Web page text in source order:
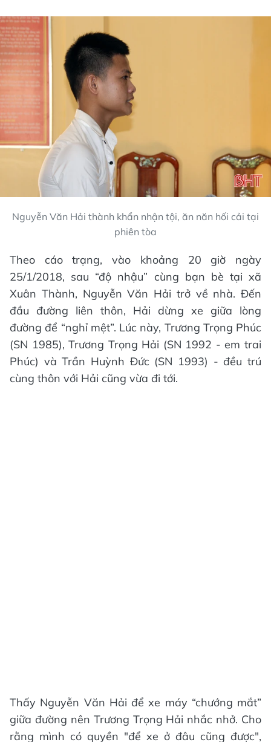
Nguyễn Văn Hải thành khẩn nhận tội, ăn năn hối cải tại
phiên tòa
Theo cáo trạng, vào khoảng 20 giờ ngày
25/1/2018, sau “độ nhậu” cùng bạn bè tại xã
Xuân Thành, Nguyễn Văn Hải trở về nhà. Đến
đầu đường liên thôn, Hải dừng xe giữa lòng
đường để “nghỉ mệt”. Lúc này, Trương Trọng Phúc
(SN 1985), Trương Trọng Hải (SN 1992 - em trai
Phúc) và Trần Huỳnh Đức (SN 1993) - đều trú
cùng thôn với Hải cũng vừa đi tới.
Thấy Nguyễn Văn Hải để xe máy “chướng mắt”
giữa đường nên Trương Trọng Hải nhắc nhở. Cho
rằng mình có quyền "để xe ở đâu cũng được",